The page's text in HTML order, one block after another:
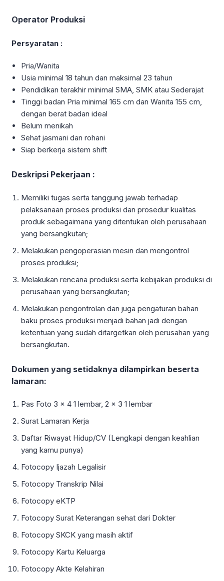
Operator Produksi
Persyaratan :
Pria/Wanita
Usia minimal 18 tahun dan maksimal 23 tahun
Pendidikan terakhir minimal SMA, SMK atau Sederajat
Tinggi badan Pria minimal 165 cm dan Wanita 155 cm,
dengan berat badan ideal
Belum menikah
Sehat jasmani dan rohani
Siap berkerja sistem shift
Deskripsi Pekerjaan :
Memiliki tugas serta tanggung jawab terhadap
pelaksanaan proses produksi dan prosedur kualitas
produk sebagaimana yang ditentukan oleh perusahaan
yang bersangkutan;
Melakukan pengoperasian mesin dan mengontrol
proses produksi;
Melakukan rencana produksi serta kebijakan produksi di
perusahaan yang bersangkutan;
Melakukan pengontrolan dan juga pengaturan bahan
baku proses produksi menjadi bahan jadi dengan
ketentuan yang sudah ditargetkan oleh perusahan yang
bersangkutan.
Dokumen yang setidaknya dilampirkan beserta
lamaran:
Pas Foto 3 x 4 1 lembar, 2 x 3 1 lembar
Surat Lamaran Kerja
Daftar Riwayat Hidup/CV (Lengkapi dengan keahlian
yang kamu punya)
Fotocopy Ijazah Legalisir
Fotocopy Transkrip Nilai
Fotocopy eKTP
Fotocopy Surat Keterangan sehat dari Dokter
Fotocopy SKCK yang masih aktif
Fotocopy Kartu Keluarga
Fotocopy Akte Kelahiran